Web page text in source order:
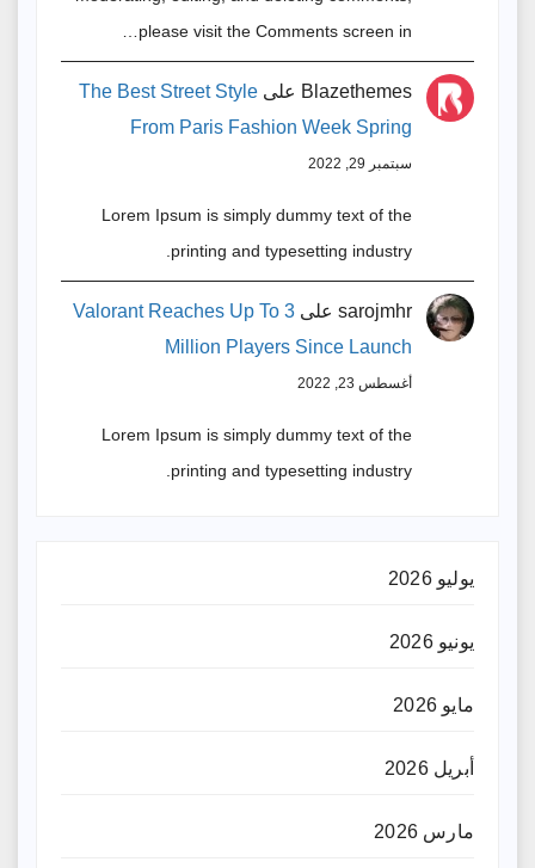
please visit the Comments screen in…
Blazethemes على The Best Street Style
From Paris Fashion Week Spring
سبتمبر 29, 2022
Lorem Ipsum is simply dummy text of the
printing and typesetting industry.
sarojmhr على Valorant Reaches Up To 3
Million Players Since Launch
أغسطس 23, 2022
Lorem Ipsum is simply dummy text of the
printing and typesetting industry.
يوليو 2026
يونيو 2026
مايو 2026
أبريل 2026
مارس 2026